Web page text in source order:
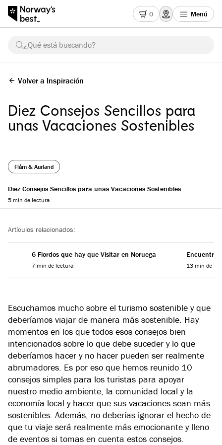
0 Menú
¿Qué está buscando?
Volver a Inspiración
Diez Consejos Sencillos para
unas Vacaciones Sostenibles
Flåm & Aurland
Diez Consejos Sencillos para unas Vacaciones Sostenibles
5 min de lectura
Artículos relacionados:
6 Fiordos que hay que Visitar en Noruega
7 min de lectura
Encuentra
13 min de
Escuchamos mucho sobre el turismo sostenible y que
deberíamos viajar de manera más sostenible. Hay
momentos en los que todos esos consejos bien
intencionados sobre lo que debe suceder y lo que
deberíamos hacer y no hacer pueden ser realmente
abrumadores. Es por eso que hemos reunido 10
consejos simples para los turistas para apoyar
nuestro medio ambiente, la comunidad local y la
economía local y hacer que sus vacaciones sean más
sostenibles. Además, no deberías ignorar el hecho de
que tu viaje será realmente más emocionante y lleno
de eventos si tomas en cuenta estos consejos.